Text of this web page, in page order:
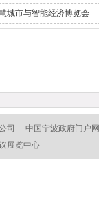
城市与智能经济博览会
司
中国宁波政府门户网
展览中心